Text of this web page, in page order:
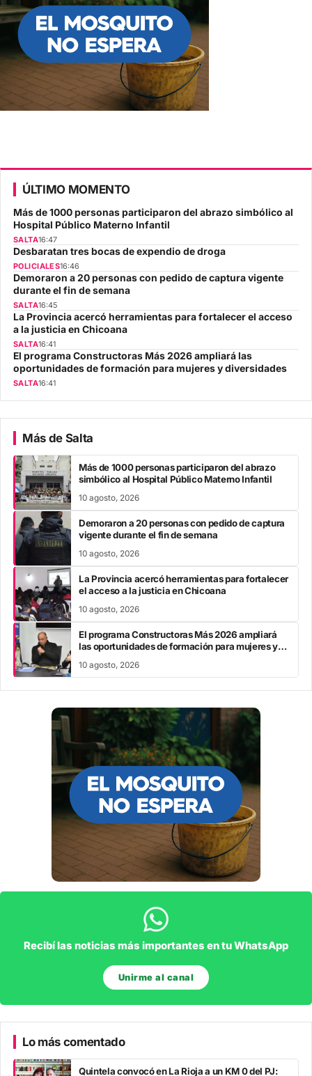
ÚLTIMO MOMENTO
Más de 1000 personas participaron del abrazo simbólico al
Hospital Público Materno Infantil
SALTA16:47
Desbaratan tres bocas de expendio de droga
POLICIALES16:46
Demoraron a 20 personas con pedido de captura vigente
durante el fin de semana
SALTA16:45
La Provincia acercó herramientas para fortalecer el acceso
a la justicia en Chicoana
SALTA16:41
El programa Constructoras Más 2026 ampliará las
oportunidades de formación para mujeres y diversidades
SALTA16:41
Más de Salta
Más de 1000 personas participaron del abrazo
simbólico al Hospital Público Materno Infantil
10 agosto, 2026
Demoraron a 20 personas con pedido de captura
vigente durante el fin de semana
10 agosto, 2026
La Provincia acercó herramientas para fortalecer
el acceso a la justicia en Chicoana
10 agosto, 2026
El programa Constructoras Más 2026 ampliará
las oportunidades de formación para mujeres y
10 agosto, 2026
Recibí las noticias más importantes en tu WhatsApp
Unirme al canal
Lo más comentado
Quintela convocó en La Rioja a un KM 0 del PJ: